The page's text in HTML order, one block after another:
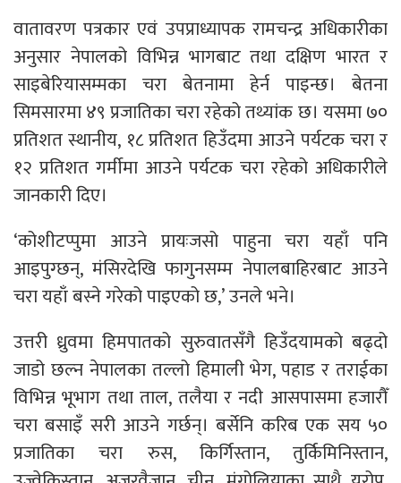
वातावरण पत्रकार एवं उपप्राध्यापक रामचन्द्र अधिकारीका
अनुसार नेपालको विभिन्न भागबाट तथा दक्षिण भारत र
साइबेरियासम्मका चरा बेतनामा हेर्न पाइन्छ। बेतना
सिमसारमा ४९ प्रजातिका चरा रहेको तथ्यांक छ। यसमा ७०
प्रतिशत स्थानीय, १८ प्रतिशत हिउँदमा आउने पर्यटक चरा र
१२ प्रतिशत गर्मीमा आउने पर्यटक चरा रहेको अधिकारीले
जानकारी दिए।
‘कोशीटप्पुमा आउने प्रायःजसो पाहुना चरा यहाँ पनि
आइपुग्छन्, मंसिरदेखि फागुनसम्म नेपालबाहिरबाट आउने
चरा यहाँ बस्ने गरेको पाइएको छ,’ उनले भने।
उत्तरी ध्रुवमा हिमपातको सुरुवातसँगै हिउँदयामको बढ्दो
जाडो छल्न नेपालका तल्लो हिमाली भेग, पहाड र तराईका
विभिन्न भूभाग तथा ताल, तलैया र नदी आसपासमा हजारौँ
चरा बसाइँ सरी आउने गर्छन्। बर्सेनि करिब एक सय ५०
प्रजातिका चरा रुस, किर्गिस्तान, तुर्किमिनिस्तान,